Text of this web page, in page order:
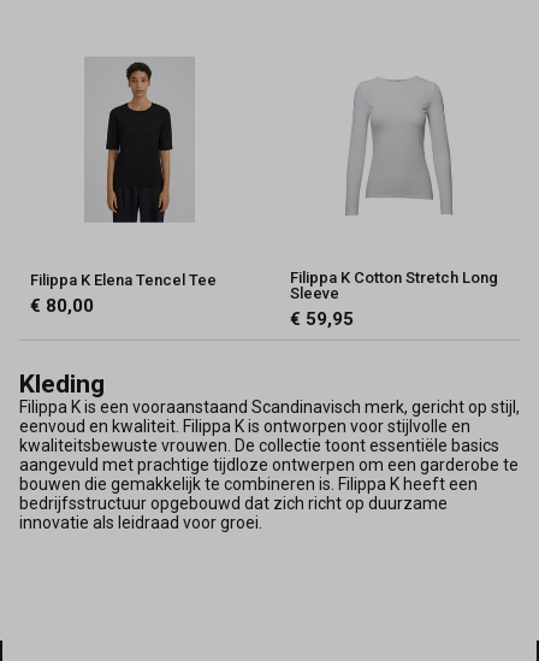
Filippa K Elena Tencel Tee
€ 80,00
Filippa K Cotton Stretch Long
Sleeve
€ 59,95
Kleding
Filippa K is een vooraanstaand Scandinavisch merk, gericht op stijl,
eenvoud en kwaliteit. Filippa K is ontworpen voor stijlvolle en
kwaliteitsbewuste vrouwen. De collectie toont essentiële basics
aangevuld met prachtige tijdloze ontwerpen om een garderobe te
bouwen die gemakkelijk te combineren is. Filippa K heeft een
bedrijfsstructuur opgebouwd dat zich richt op duurzame
innovatie als leidraad voor groei.